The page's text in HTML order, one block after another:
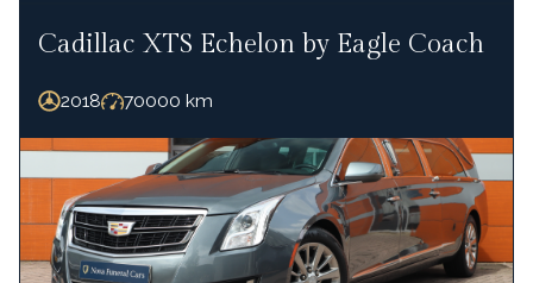
Cadillac XTS Echelon by Eagle Coach
2018 70000 km